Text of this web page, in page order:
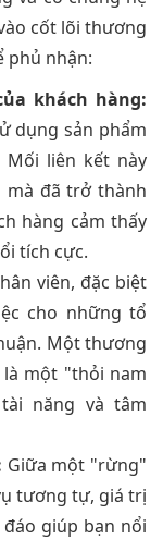
cốt lõi thương
phủ nhận:
khách hàng:
dụng sản phẩm
liên kết này
mà đã trở thành
hàng cảm thấy
tích cực.
viên, đặc biệt
cho những tổ
Một thương
một "thỏi nam
năng và tâm
Giữa một "rừng"
tương tự, giá trị
giúp bạn nổi